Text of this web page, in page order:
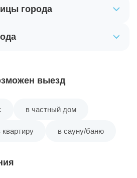
Мир
Фабрика
города
выезд
в частный дом
квартиру в сауну/баню